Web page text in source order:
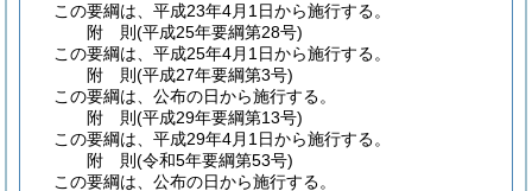
この要綱は、平成23年4月1日から施行する。
附 則(平成25年要綱第28号)
この要綱は、平成25年4月1日から施行する。
附 則(平成27年要綱第3号)
この要綱は、公布の日から施行する。
附 則(平成29年要綱第13号)
この要綱は、平成29年4月1日から施行する。
附 則(令和5年要綱第53号)
この要綱は、公布の日から施行する。